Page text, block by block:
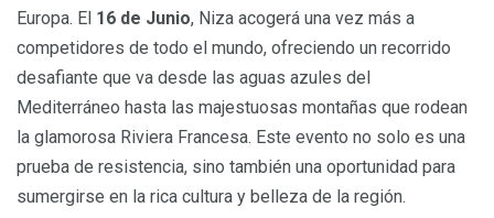
Europa. El 16 de Junio, Niza acogerá una vez más a
competidores de todo el mundo, ofreciendo un recorrido
desafiante que va desde las aguas azules del
Mediterráneo hasta las majestuosas montañas que rodean
la glamorosa Riviera Francesa. Este evento no solo es una
prueba de resistencia, sino también una oportunidad para
sumergirse en la rica cultura y belleza de la región.